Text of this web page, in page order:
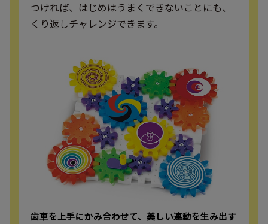
つければ、はじめはうまくできないことにも、
くり返しチャレンジできます。
歯車を上手にかみ合わせて、美しい連動を生み出す